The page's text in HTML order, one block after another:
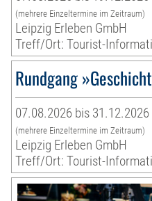
(mehrere Einzeltermine im Zeitraum)
Leipzig Erleben GmbH
Treff/Ort: Tourist-
Rundgang
07.08.2026 bis 31.12.2026
(mehrere Einzeltermine im Zeitraum)
Leipzig Erleben GmbH
Treff/Ort: Tourist-